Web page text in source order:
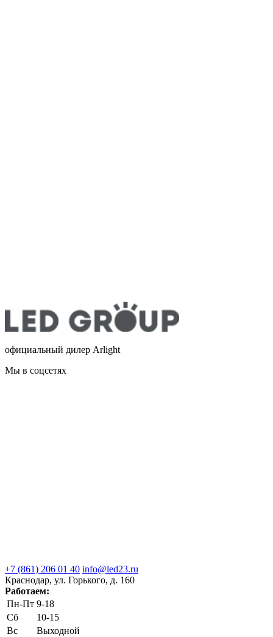
официальный дилер Arlight
Мы в соцсетях
+7 (861) 206 01 40 info@led23.ru
Краснодар, ул. Горького, д. 160
Работаем:
Пн-Пт 9-18
Сб
10-15
Вс
Выходной